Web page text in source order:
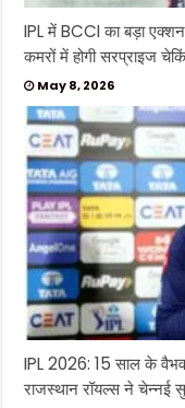
IPL में BCCI का बड़ा
कमरों में होगी सरप्राइज
May 8, 2026
IPL 2026: 15 साल के
राजस्थान रॉयल्स ने चेन्नई